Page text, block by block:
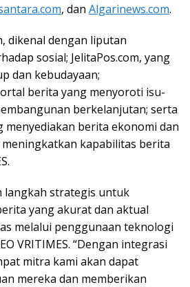
, dan Algarinews.com.
dikenal dengan liputan
sosial; JelitaPos.com, yang
dan kebudayaan;
berita yang menyoroti isu-
berkelanjutan; serta
menyediakan berita ekonomi dan
kapabilitas berita
langkah strategis untuk
yang akurat dan aktual
melalui penggunaan teknologi
VRITIMES. “Dengan integrasi
mitra kami akan dapat
mereka dan memberikan